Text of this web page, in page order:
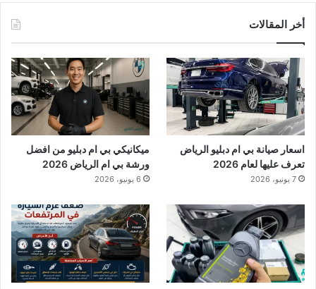
أخر المقالات
اسعار صيانة بي ام دبليو الرياض
تعرف عليها لعام 2026
7 يونيو، 2026
ميكانيكي بي ام دبليو من افضل
ورشة بي ام الرياض 2026
6 يونيو، 2026